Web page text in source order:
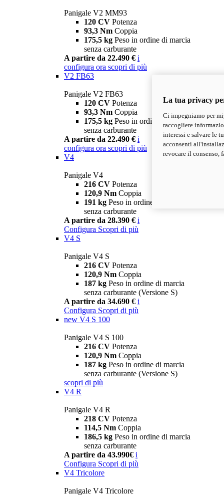
Panigale V2 MM93
120 CV Potenza
93,3 Nm Coppia
175,5 kg Peso in ordine di marcia
senza carburante
A partire da 22.490 € i
configura ora scopri di più
V2 FB63
Panigale V2 FB63
120 CV Potenza
93,3 Nm Coppia
175,5 kg Peso in ordine di marcia
senza carburante
A partire da 22.490 € i
configura ora scopri di più
V4
Panigale V4
216 CV Potenza
120,9 Nm Coppia
191 kg Peso in ordine di marcia
senza carburante
A partire da 28.390 € i
Configura Scopri di più
V4 S
Panigale V4 S
216 CV Potenza
120,9 Nm Coppia
187 kg Peso in ordine di marcia
senza carburante (Versione S)
A partire da 34.690 € i
Configura Scopri di più
new V4 S 100
Panigale V4 S 100
216 CV Potenza
120,9 Nm Coppia
187 kg Peso in ordine di marcia
senza carburante (Versione S)
scopri di più
V4 R
Panigale V4 R
218 CV Potenza
114,5 Nm Coppia
186,5 kg Peso in ordine di marcia
senza carburante
A partire da 43.990€ i
Configura Scopri di più
V4 Tricolore
Panigale V4 Tricolore
La tua privacy
Ci impegniamo per
raccogliere
interessi e salvare le
acconsenti
revocare il consenso,